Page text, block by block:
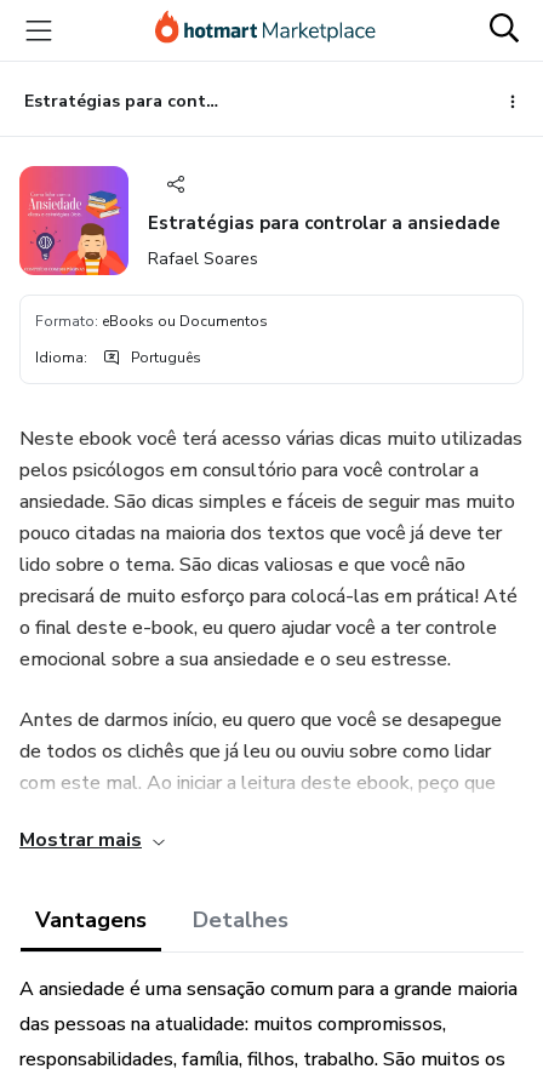
para
conteúdo
principal
para
pagamento
para
rodapé
Estratégias para controlar a ansiedade
Estratégias para controlar a ansiedade
Rafael Soares
Formato: eBooks ou Documentos
Idioma: Português
Neste ebook você terá acesso várias dicas muito utilizadas
pelos psicólogos em consultório para você controlar a
ansiedade. São dicas simples e fáceis de seguir mas muito
pouco citadas na maioria dos textos que você já deve ter
lido sobre o tema. São dicas valiosas e que você não
precisará de muito esforço para colocá-las em prática! Até
o final deste e-book, eu quero ajudar você a ter controle
emocional sobre a sua ansiedade e o seu estresse.
Antes de darmos início, eu quero que você se desapegue
de todos os clichês que já leu ou ouviu sobre como lidar
com este mal. Ao iniciar a leitura deste ebook, peço que
que, enquanto produtor, tenho a responsabilidade de levar
compromisso é com o seu bem-estar.
Você sabia que ler faz tão bem para você de uma forma
que virou até mesmo um tipo de terapia? A biblioterapia é
Mostrar mais
Vantagens Detalhes
A ansiedade é uma sensação comum para a grande maioria
das pessoas na atualidade: muitos compromissos,
responsabilidades, família, filhos, trabalho. São muitos os